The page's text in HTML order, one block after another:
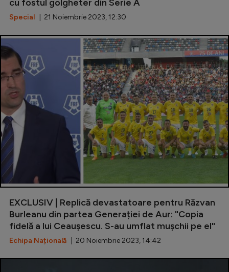
cu fostul golgheter din Serie A
Special | 21 Noiembrie 2023, 12:30
EXCLUSIV | Replică devastatoare pentru Răzvan
Burleanu din partea Generației de Aur: "Copia
fidelă a lui Ceaușescu. S-au umflat mușchii pe el"
Echipa Națională | 20 Noiembrie 2023, 14:42